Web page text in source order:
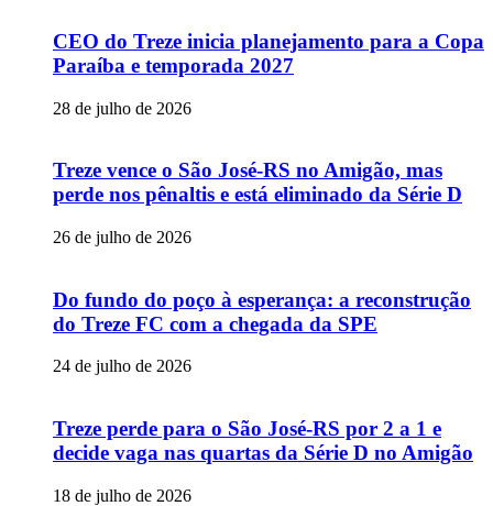
CEO do Treze inicia planejamento para a Copa
Paraíba e temporada 2027
28 de julho de 2026
Treze vence o São José-RS no Amigão, mas
perde nos pênaltis e está eliminado da Série D
26 de julho de 2026
Do fundo do poço à esperança: a reconstrução
do Treze FC com a chegada da SPE
24 de julho de 2026
Treze perde para o São José-RS por 2 a 1 e
decide vaga nas quartas da Série D no Amigão
18 de julho de 2026